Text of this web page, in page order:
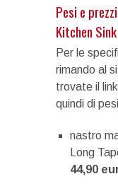
Pesi e
Kitchen
Per le
rimando al
trovate il
quindi di
nastro
Long
44,90